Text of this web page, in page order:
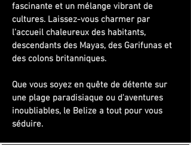
fascinante et un mélange vibrant de
cultures. Laissez-vous charmer par
l'accueil chaleureux des habitants,
descendants des Mayas, des Garifunas et
des colons britanniques.
Que vous soyez en quête de détente sur
une plage paradisiaque ou d'aventures
inoubliables, le Belize a tout pour vous
séduire.